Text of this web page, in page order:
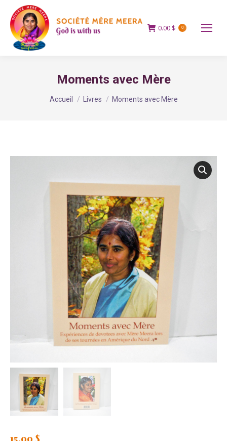
0.00 $ 0
Moments avec Mère
Vous êtes ici :
Accueil Livres Moments avec Mère
15.00 $